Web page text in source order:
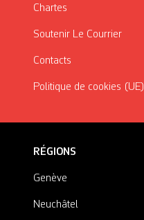
Chartes
Soutenir Le Courrier
Contacts
Politique de cookies (UE)
RÉGIONS
Genève
Neuchâtel